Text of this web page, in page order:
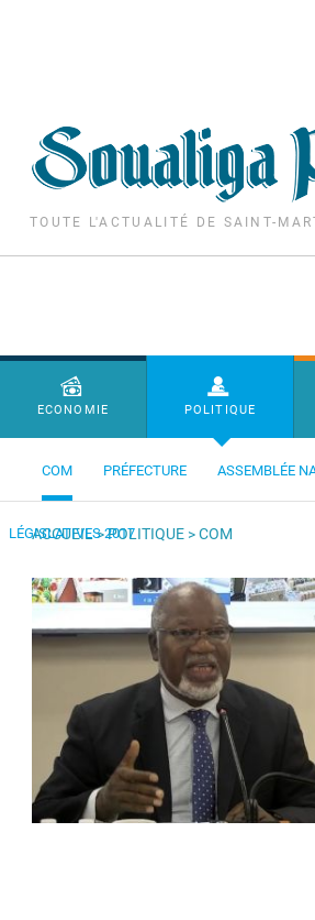
TOUTE L'ACTUALITÉ DE SAINT-
Menu principal
ECONOMIE POLITIQUE
COM PRÉFECTURE ASSEMBLÉE
LÉGISLATIVES 2017
ACCUEIL>POLITIQUE >COM